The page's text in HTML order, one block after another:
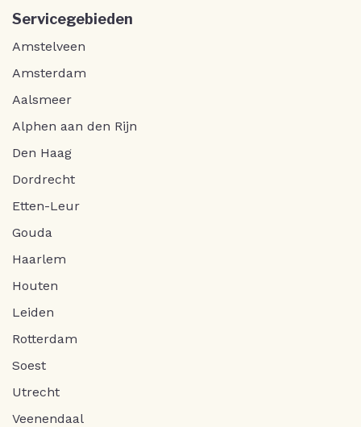
Servicegebieden
Amstelveen
Amsterdam
Aalsmeer
Alphen aan den Rijn
Den Haag
Dordrecht
Etten-Leur
Gouda
Haarlem
Houten
Leiden
Rotterdam
Soest
Utrecht
Veenendaal